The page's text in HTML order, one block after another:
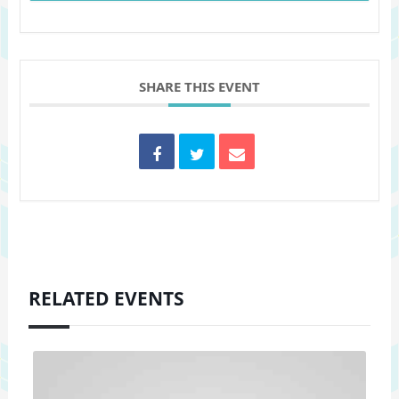
SHARE THIS EVENT
RELATED EVENTS